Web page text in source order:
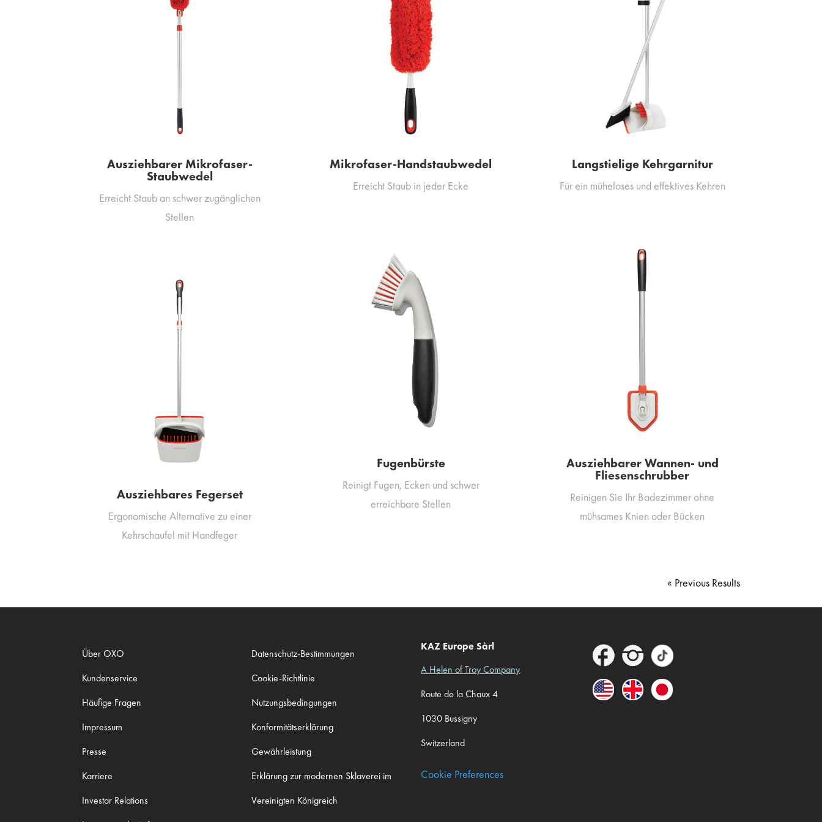
Ausziehbarer Mikrofaser-
Staubwedel
Erreicht Staub an schwer zugänglichen
Stellen
Ausziehbares Fegerset
Ergonomische Alternative zu einer
Kehrschaufel mit Handfeger
Mikrofaser-Handstaubwedel
Erreicht Staub in jeder Ecke
Fugenbürste
Reinigt Fugen, Ecken und schwer
erreichbare Stellen
Langstielige Kehrgarnitur
Für ein müheloses und effektives Kehren
Ausziehbarer Wannen- und
Fliesenschrubber
Reinigen Sie Ihr Badezimmer ohne
mühsames Knien oder Bücken
Next Entries »
Über OXO
Kundenservice
Häufige Fragen
Impressum
Presse
Karriere
Investor Relations
Datenschutz-Bestimmungen
Cookie-Richtlinie
Nutzungsbedingungen
Konformitätserklärung
Gewährleistung
Erklärung zur modernen Sklaverei im
Vereinigten Königreich
KAZ Europe Sàrl
A Helen of Troy Company
Route de la Chaux 4
1030 Bussigny
Switzerland
Cookie Preferences